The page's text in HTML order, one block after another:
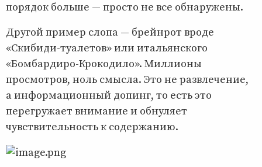
порядок больше — просто не все обнаружены.
Другой пример слопа — брейнрот вроде
«Скибиди-туалетов» или итальянского
«Бомбардиро-Крокодило». Миллионы
просмотров, ноль смысла. Это не развлечение,
а информационный допинг, то есть это
перегружает внимание и обнуляет
чувствительность к содержанию.